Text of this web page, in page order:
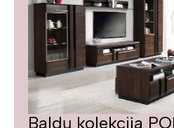
Baldų kolekcija